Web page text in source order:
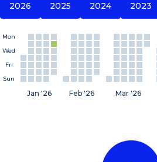
2026 2025 2024 2023
Mon
Wed
Fri
Sun
Jan '26 Feb '26 Mar '26